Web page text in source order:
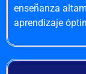
enseñanza
aprendizaje